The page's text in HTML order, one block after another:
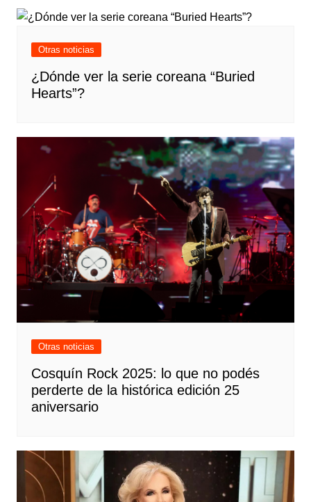
Otras noticias
¿Dónde ver la serie coreana “Buried
Hearts”?
Otras noticias
Cosquín Rock 2025: lo que no podés
perderte de la histórica edición 25
aniversario